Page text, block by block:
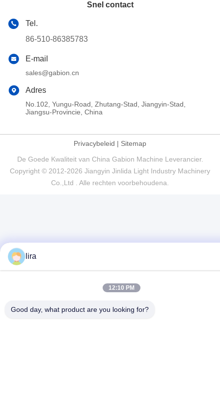
Snel contact
Tel.
86-510-86385783
E-mail
sales@gabion.cn
Adres
No.102, Yungu-Road, Zhutang-Stad, Jiangyin-Stad,
Jiangsu-Provincie, China
Privacybeleid | Sitemap
De Goede Kwaliteit van China Gabion Machine Leverancier.
Copyright © 2012-2026 Jiangyin Jinlida Light Industry Machinery
Co.,Ltd . Alle rechten voorbehoudena.
lira
12:10 PM
Good day, what product are you looking for?